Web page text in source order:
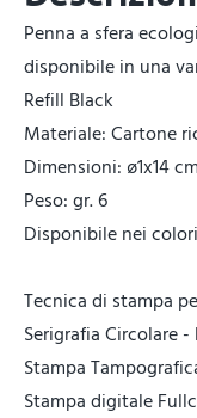
Penna a sfera
disponibile in una
Refill Black
Materiale: Cartone
Dimensioni: ø1x14
Peso: gr. 6
Disponibile nei
Tecnica di stampa
Serigrafia Circolare -
Stampa
Stampa digitale